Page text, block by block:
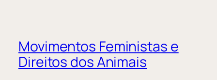
Movimentos Feministas e
Direitos dos Animais